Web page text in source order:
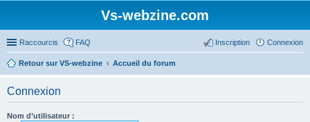
Vs-webzine.com
Raccourcis FAQ Connexion
Inscription
Retour sur VS-webzine Accueil du forum
Connexion
Nom d’utilisateur :